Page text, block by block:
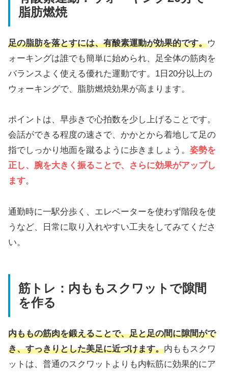
脂肪燃焼
足の脂肪を落とすには、有酸素運動が効果的です。ウ
ォーキングは誰でも簡単に始められ、足全体の筋肉を
バランスよく使える優れた運動です。1日20分以上の
ウォーキングで、脂肪燃焼効果が高まります。
ポイントは、早歩きで心拍数を少し上げることです。
会話ができる程度の速さで、かかとから着地して足の
指でしっかり地面を蹴るように歩きましょう。 姿勢を
正し、腕を大きく振ることで、さらに効果がアップし
ます。
通勤時に一駅分歩く、エレベーターを使わず階段を使
うなど、日常に取り入れやすい工夫をしてみてくださ
い。
筋トレ：内ももスクワットで隙間
を作る
内ももの筋肉を鍛えることで、足と足の間に隙間がで
き、すっきりとした美足に近づけます。内ももスクワ
ットは、普通のスクワットよりも内転筋に効果的にア